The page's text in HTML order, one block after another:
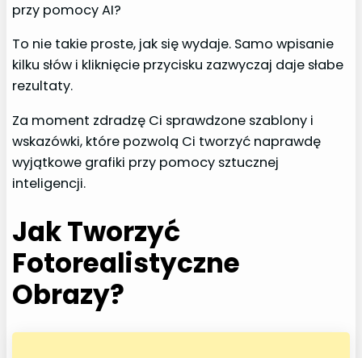
przy pomocy AI?
To nie takie proste, jak się wydaje. Samo wpisanie
kilku słów i kliknięcie przycisku zazwyczaj daje słabe
rezultaty.
Za moment zdradzę Ci sprawdzone szablony i
wskazówki, które pozwolą Ci tworzyć naprawdę
wyjątkowe grafiki przy pomocy sztucznej
inteligencji.
Jak Tworzyć
Fotorealistyczne
Obrazy?